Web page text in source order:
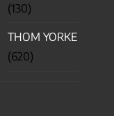
(130)
THOM YORKE
(620)